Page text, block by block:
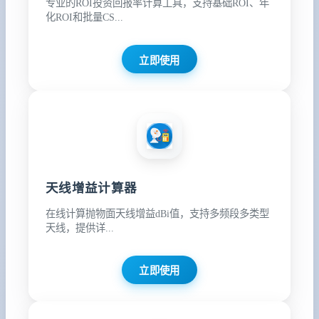
专业的ROI投资回报率计算工具，支持基础ROI、年
化ROI和批量CS...
立即使用
天线增益计算器
在线计算抛物面天线增益dBi值，支持多频段多类型
天线，提供详...
立即使用